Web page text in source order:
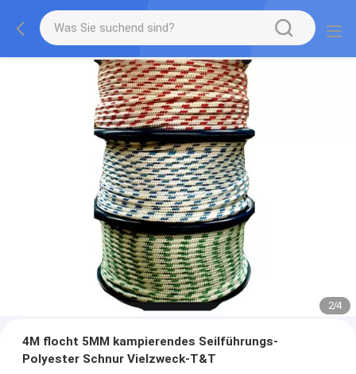
2/4
4M flocht 5MM kampierendes Seilführungs-
Polyester Schnur Vielzweck-T&T